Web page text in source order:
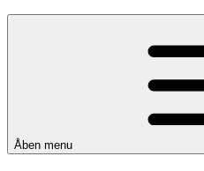
Åben menu